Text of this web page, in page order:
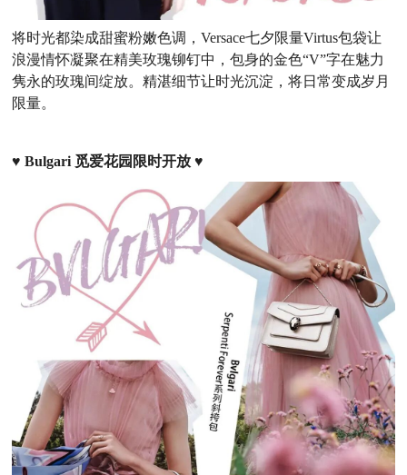
将时光都染成甜蜜粉嫩色调，Versace七夕限量Virtus包袋让
浪漫情怀凝聚在精美玫瑰铆钉中，包身的金色“V”字在魅力
隽永的玫瑰间绽放。精湛细节让时光沉淀，将日常变成岁月
限量。
♥ Bulgari 觅爱花园限时开放♥